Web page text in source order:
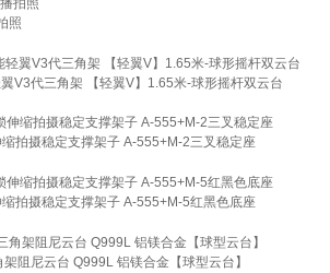
照
V3代三角架 【轻翼V】1.65米-球形摇杆双云台
拍摄稳定支撑架子 A-555+M-2三叉稳定座
拍摄稳定支撑架子 A-555+M-5红黑色底座
阻尼云台 Q999L 铝镁合金【球型云台】